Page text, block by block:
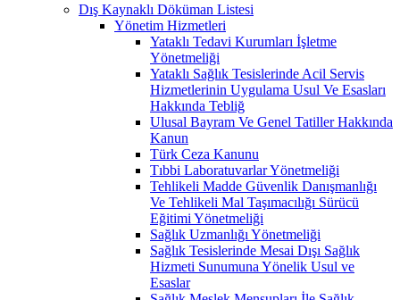
Dış Kaynaklı Döküman Listesi
Yönetim Hizmetleri
Yataklı Tedavi Kurumları İşletme
Yönetmeliği
Yataklı Sağlık Tesislerinde Acil Servis
Hizmetlerinin Uygulama Usul Ve Esasları
Hakkında Tebliğ
Ulusal Bayram Ve Genel Tatiller Hakkında
Kanun
Türk Ceza Kanunu
Tıbbi Laboratuvarlar Yönetmeliği
Tehlikeli Madde Güvenlik Danışmanlığı
Ve Tehlikeli Mal Taşımacılığı Sürücü
Eğitimi Yönetmeliği
Sağlık Uzmanlığı Yönetmeliği
Sağlık Tesislerinde Mesai Dışı Sağlık
Hizmeti Sunumuna Yönelik Usul ve
Esaslar